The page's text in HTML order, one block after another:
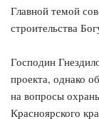
Главной темой
строительства
Господин
проекта, однако
на вопросы
Красноярского